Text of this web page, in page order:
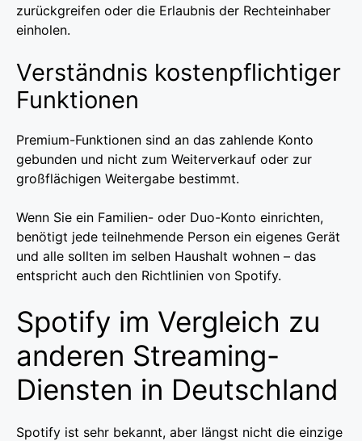
zurückgreifen oder die Erlaubnis der Rechteinhaber
einholen.
Verständnis kostenpflichtiger
Funktionen
Premium-Funktionen sind an das zahlende Konto
gebunden und nicht zum Weiterverkauf oder zur
großflächigen Weitergabe bestimmt.
Wenn Sie ein Familien- oder Duo-Konto einrichten,
benötigt jede teilnehmende Person ein eigenes Gerät
und alle sollten im selben Haushalt wohnen – das
entspricht auch den Richtlinien von Spotify.
Spotify im Vergleich zu
anderen Streaming-
Diensten in Deutschland
Spotify ist sehr bekannt, aber längst nicht die einzige